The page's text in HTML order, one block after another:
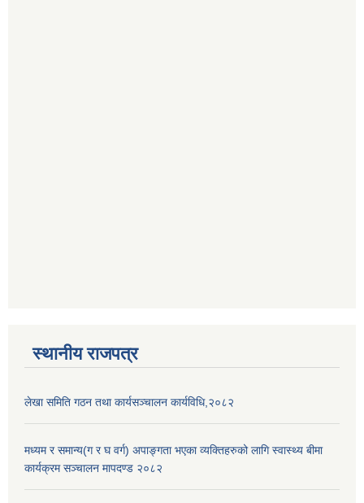
स्थानीय राजपत्र
लेखा समिति गठन तथा कार्यसञ्चालन कार्यविधि,२०८२
मध्यम र समान्य(ग र घ वर्ग) अपाङ्गता भएका व्यक्तिहरुको लागि स्वास्थ्य बीमा
कार्यक्रम सञ्चालन मापदण्ड २०८२